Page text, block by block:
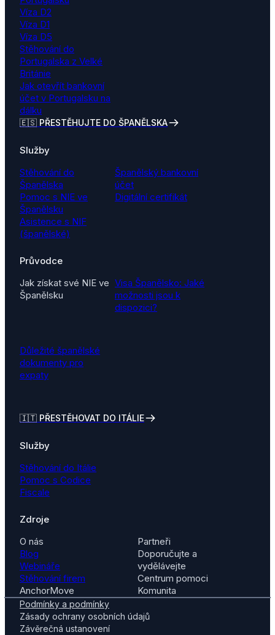
Víza D2
Víza D1
Víza D5
Stěhování do
Portugalska z Velké
Británie
Jak otevřít bankovní
účet v Portugalsku na
dálku
🇪🇸 PŘESTĚHUJTE DO ŠPANĚLSKA
Služby
Stěhování do
Španělska
Pomoc s NIE ve
Španělsku
Asistence s NIF
(španělské)
Španělský bankovní
účet
Digitální certifikát
Průvodce
Jak získat své NIE ve
Španělsku
Visa Španělsko: Jaké
možnosti jsou k
dispozici?
Důležité španělské
dokumenty pro
expaty
🇮🇹 PŘESTĚHOVAT DO ITÁLIE
Služby
Stěhování do Itálie
Pomoc s Codice
Fiscale
Zdroje
O nás
Blog
Webináře
Stěhování firem
AnchorMove
Partneři
Doporučujte a
vydělávejte
Centrum pomoci
Komunita
Podmínky a podmínky
Zásady ochrany osobních údajů
Závěrečná ustanovení